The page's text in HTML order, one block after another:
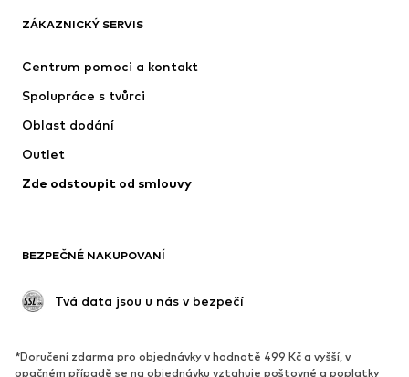
Nové
Bundy
Spodní prádlo
Kabáty
Plavky
Upcyklace
Nové Oblíbené
ZÁKAZNICKÝ SERVIS
Centrum pomoci a kontakt
Spolupráce s tvůrci
Oblast dodání
Outlet
Zde odstoupit od smlouvy
BEZPEČNÉ NAKUPOVANÍ
Tvá data jsou u nás v bezpečí
*Doručení zdarma pro objednávky v hodnotě 499 Kč a vyšší, v
opačném případě se na objednávku vztahuje poštovné a poplatky